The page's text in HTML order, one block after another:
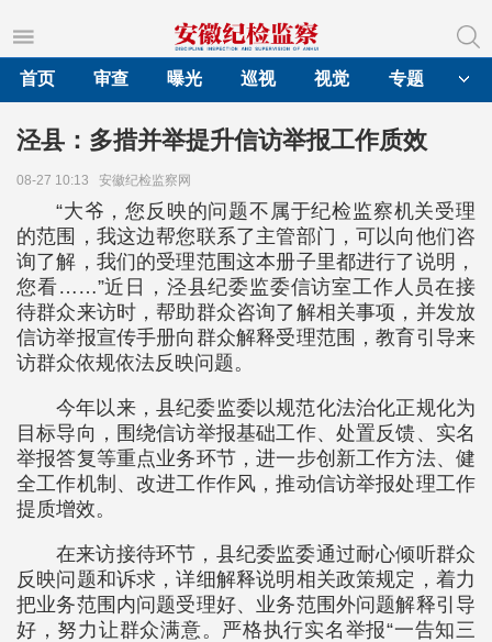
首页
审查 曝光 巡视 视觉 专题
泾县：多措并举提升信访举报工作质效
08-27 10:13 安徽纪检监察网
“大爷，您反映的问题不属于纪检监察机关受理
的范围，我这边帮您联系了主管部门，可以向他们咨
询了解，我们的受理范围这本册子里都进行了说明，
您看……”近日，泾县纪委监委信访室工作人员在接
待群众来访时，帮助群众咨询了解相关事项，并发放
信访举报宣传手册向群众解释受理范围，教育引导来
访群众依规依法反映问题。
今年以来，县纪委监委以规范化法治化正规化为
目标导向，围绕信访举报基础工作、处置反馈、实名
举报答复等重点业务环节，进一步创新工作方法、健
全工作机制、改进工作作风，推动信访举报处理工作
提质增效。
在来访接待环节，县纪委监委通过耐心倾听群众
反映问题和诉求，详细解释说明相关政策规定，着力
把业务范围内问题受理好、业务范围外问题解释引导
好，努力让群众满意。严格执行实名举报“一告知三